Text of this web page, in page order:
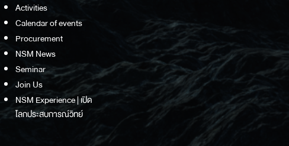
Activities
Calendar of events
Procurement
NSM News
Seminar
Join Us
NSM Experience | เปิด
โลกประสบการณ์วิทย์